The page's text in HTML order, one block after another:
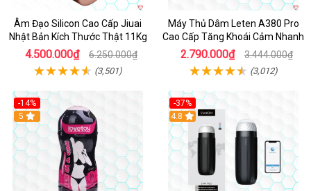
Âm Đạo Silicon Cao Cấp Jiuai
Nhật Bản Kích Thước Thật 11Kg
4.500.000₫ 6.250.000₫
(3,501)
Máy Thủ Dâm Leten A380 Pro
Cao Cấp Tăng Khoái Cảm Nhanh
2.790.000₫ 3.444.000₫
(3,012)
-14%
Hot
5
-37%
4.8